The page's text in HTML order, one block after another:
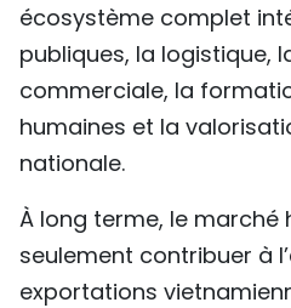
écosystème complet
publiques, la logistique,
commerciale, la
humaines et la
nationale.
À long terme, le marché
seulement contribuer à
exportations